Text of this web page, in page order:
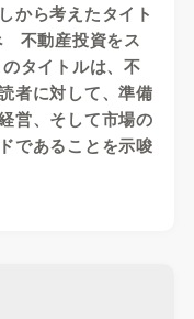
から考えたタイト
不動産投資をス
タイトルは、不
者に対して、準備
営、そして市場の
であることを示唆